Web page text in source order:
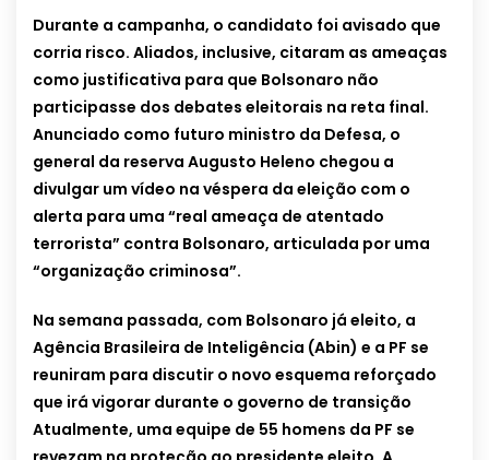
Durante a campanha, o candidato foi avisado que
corria risco. Aliados, inclusive, citaram as ameaças
como justificativa para que Bolsonaro não
participasse dos debates eleitorais na reta final.
Anunciado como futuro ministro da Defesa, o
general da reserva Augusto Heleno chegou a
divulgar um vídeo na véspera da eleição com o
alerta para uma “real ameaça de atentado
terrorista” contra Bolsonaro, articulada por uma
“organização criminosa”.
Na semana passada, com Bolsonaro já eleito, a
Agência Brasileira de Inteligência (Abin) e a PF se
reuniram para discutir o novo esquema reforçado
que irá vigorar durante o governo de transição
Atualmente, uma equipe de 55 homens da PF se